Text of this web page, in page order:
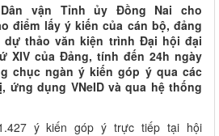
vận Tỉnh ủy Đồng Nai cho
điểm lấy ý kiến của cán bộ, đảng
dự thảo văn kiện trình Đại hội đại
XIV của Đảng, tính đến 24h ngày
chục ngàn ý kiến góp ý qua các
ứng dụng VNeID và qua hệ thống
ý kiến góp ý trực tiếp tại hội